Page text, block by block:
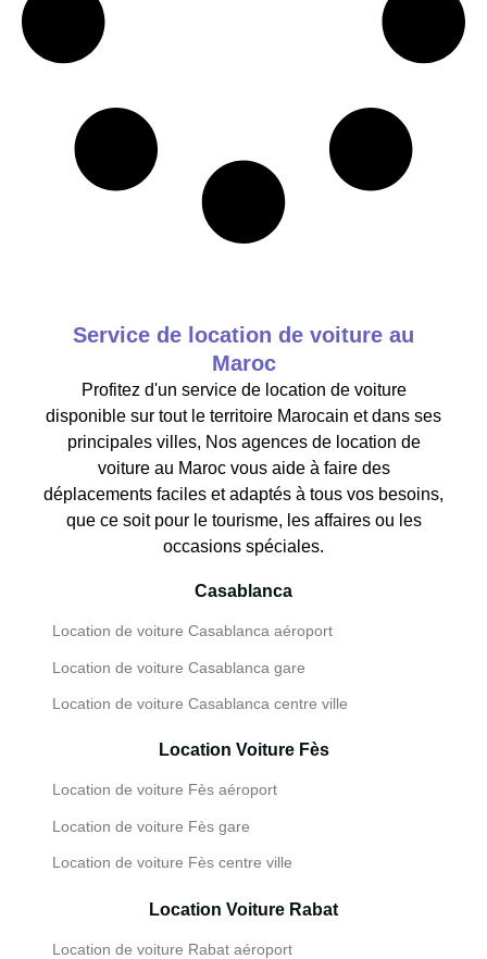
Service de location de voiture au
Maroc
Profitez d'un service de location de voiture
disponible sur tout le territoire Marocain et dans ses
principales villes, Nos agences de location de
voiture au Maroc vous aide à faire des
déplacements faciles et adaptés à tous vos besoins,
que ce soit pour le tourisme, les affaires ou les
occasions spéciales.
Casablanca
Location de voiture Casablanca aéroport
Location de voiture Casablanca gare
Location de voiture Casablanca centre ville
Location Voiture Fès
Location de voiture Fès aéroport
Location de voiture Fès gare
Location de voiture Fès centre ville
Location Voiture Rabat
Location de voiture Rabat aéroport